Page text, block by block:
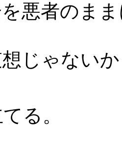
悪者のま
じゃない
る。